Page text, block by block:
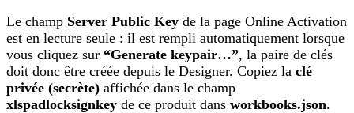
Le champ Server Public Key de la page Online Activation
est en lecture seule : il est rempli automatiquement lorsque
vous cliquez sur “Generate keypair…”, la paire de clés
doit donc être créée depuis le Designer. Copiez la clé
privée (secrète) affichée dans le champ
xlspadlocksignkey de ce produit dans workbooks.json.